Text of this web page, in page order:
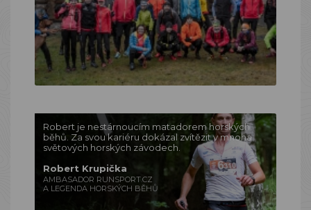
Robert je nestárnoucím matadorem horských
běhů. Za svou kariéru dokázal zvítězit v mnoha
světových horských závodech.
Robert Krupička
AMBASADOR RUNSPORT.CZ
A LEGENDA HORSKÝCH BĚHŮ